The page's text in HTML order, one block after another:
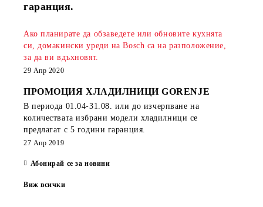
гаранция.
Ако планирате да обзаведете или обновите кухнята
си, домакински уреди на Bosch са на разположение,
за да ви вдъхновят.
29 Апр 2020
ПРОМОЦИЯ ХЛАДИЛНИЦИ GORENJE
В периода 01.04-31.08. или до изчерпване на
количествата избрани модели хладилници се
предлагат с 5 години гаранция.
27 Апр 2019
Абонирай се за новини
Виж всички